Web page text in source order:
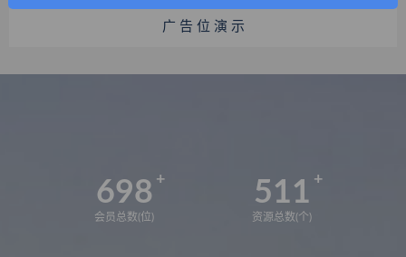
广 告 位 演 示
698
会员总数(位)
511
资源总数(个)